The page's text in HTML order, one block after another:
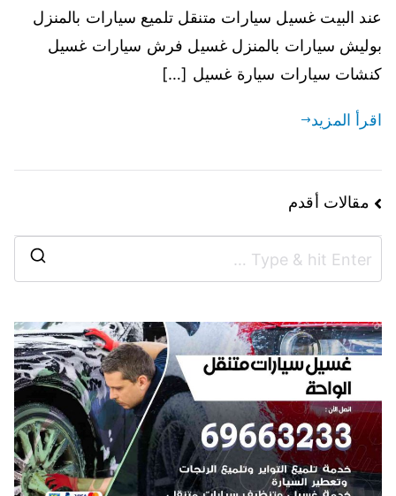
عند البيت غسيل سيارات متنقل تلميع سيارات بالمنزل
بوليش سيارات بالمنزل غسيل فرش سيارات غسيل
كنشات سيارات سيارة غسيل […]
اقرأ المزيد
مقالات أقدم